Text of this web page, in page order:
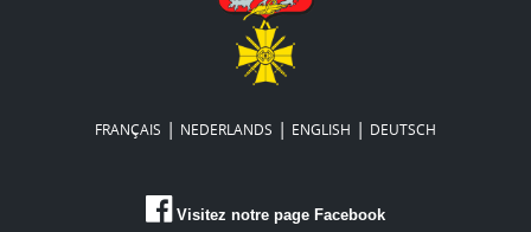
FRANÇAIS | NEDERLANDS | ENGLISH | DEUTSCH
Visitez notre page Facebook